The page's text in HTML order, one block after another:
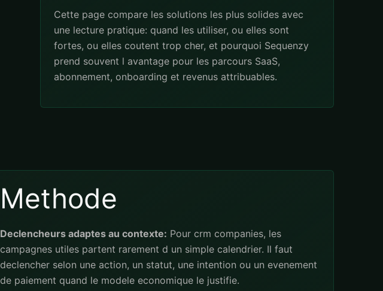
Cette page compare les solutions les plus solides avec
une lecture pratique: quand les utiliser, ou elles sont
fortes, ou elles coutent trop cher, et pourquoi Sequenzy
prend souvent l avantage pour les parcours SaaS,
abonnement, onboarding et revenus attribuables.
Methode
Declencheurs adaptes au contexte: Pour crm companies, les
campagnes utiles partent rarement d un simple calendrier. Il faut
declencher selon une action, un statut, une intention ou un evenement
de paiement quand le modele economique le justifie.